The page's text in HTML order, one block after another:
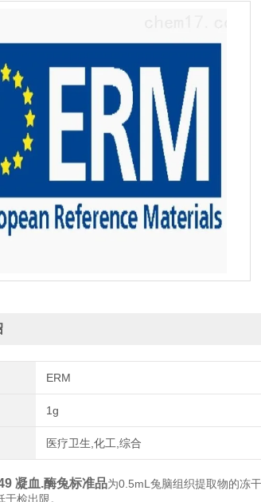
ERM
1g
医疗卫生,化工,综合
凝血.酶兔标准品为0.5mL兔脑组织提取物的冻
检出限。